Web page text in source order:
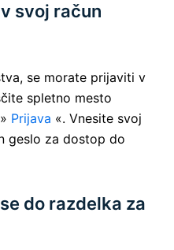
svoj račun
se morate prijaviti v
spletno mesto
Prijava «. Vnesite svoj
geslo za dostop do
do razdelka za